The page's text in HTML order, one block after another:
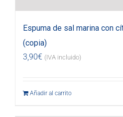
Espuma de sal marina con
(copia)
3,90€ (IVA incluido)
Añadir al carrito